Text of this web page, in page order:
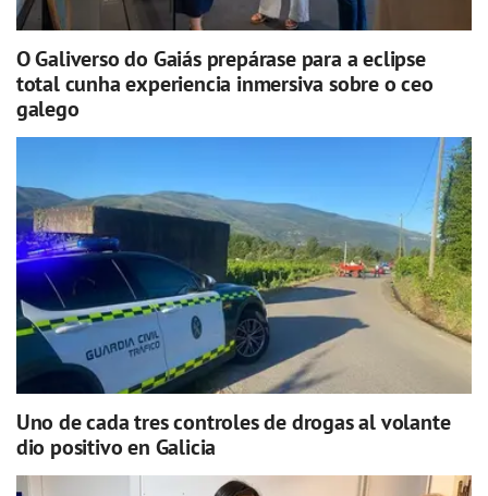
O Galiverso do Gaiás prepárase para a eclipse
total cunha experiencia inmersiva sobre o ceo
galego
Uno de cada tres controles de drogas al volante
dio positivo en Galicia